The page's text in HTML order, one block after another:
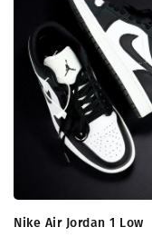
Nike Air Jordan 1 Low